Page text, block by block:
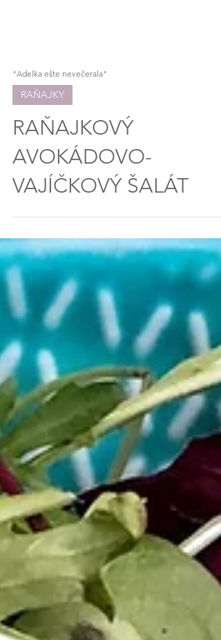
"Adelka ešte nevečerala"
RAŇAJKY
RAŇAJKOVÝ
AVOKÁDOVO-
VAJÍČKOVÝ ŠALÁT